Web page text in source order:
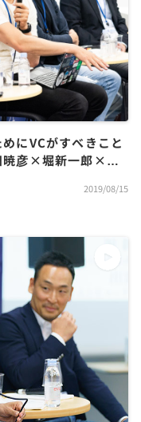
にVCがすべきこと
暁彦×堀新一郎×今
2019/08/15